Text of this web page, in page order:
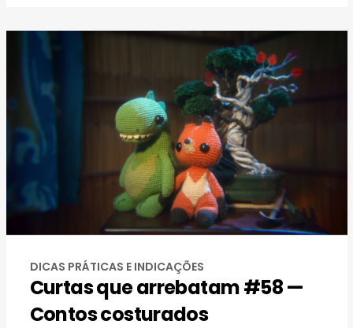
DICAS PRÁTICAS E INDICAÇÕES
Curtas que arrebatam #58 —
Contos costurados